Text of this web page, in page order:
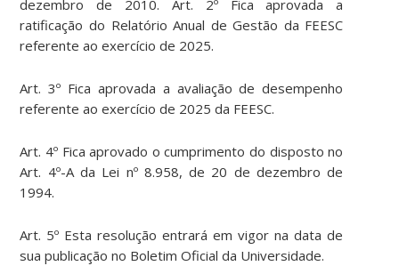
dezembro de 2010. Art. 2º Fica aprovada a
ratificação do Relatório Anual de Gestão da FEESC
referente ao exercício de 2025.
Art. 3º Fica aprovada a avaliação de desempenho
referente ao exercício de 2025 da FEESC.
Art. 4º Fica aprovado o cumprimento do disposto no
Art. 4º-A da Lei nº 8.958, de 20 de dezembro de
1994.
Art. 5º Esta resolução entrará em vigor na data de
sua publicação no Boletim Oficial da Universidade.